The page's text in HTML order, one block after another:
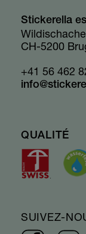
Stickerella
CH-5200
+41 56 462
QUALITÉ
SUIVEZ-